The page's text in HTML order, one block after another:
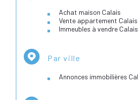
Achat maison Calais
Vente appartement Calais
Immeubles à vendre Calais
Par ville
Annonces immobilières